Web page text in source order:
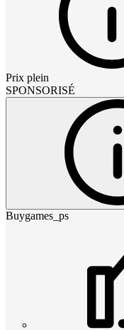
Prix plein
SPONSORISÉ
Buygames_ps